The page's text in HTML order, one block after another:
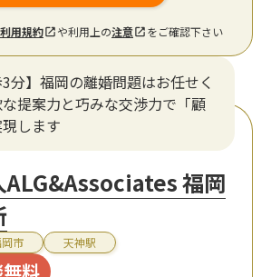
利用規約 や利用上の注意 をご確認下さい
3分】福岡の離婚問題はお任せく
提案力と巧みな交渉力で「顧
します
ALG&Associates 福岡
市 天神駅
料